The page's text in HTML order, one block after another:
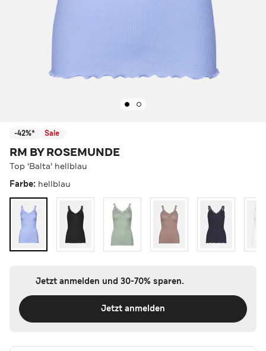
-42%* Sale
RM BY ROSEMUNDE
Top 'Balta' hellblau
Farbe: hellblau
Jetzt anmelden und 30-70% sparen.
Jetzt anmelden